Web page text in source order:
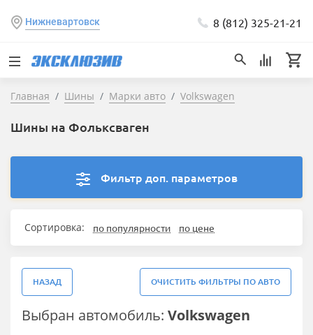
Нижневартовск 8 (812) 325-21-21
Главная Шины Марки авто Volkswagen
Шины на Фольксваген
Фильтр доп. параметров
Сортировка: по популярности по цене
НАЗАД ОЧИСТИТЬ ФИЛЬТРЫ ПО АВТО
Выбран автомобиль: Volkswagen